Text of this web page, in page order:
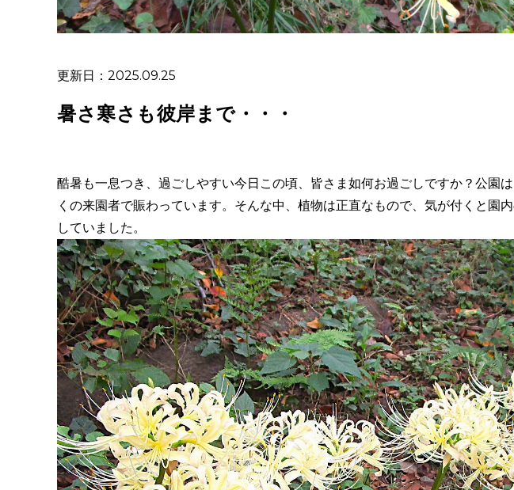
更新日：2025.09.25
暑さ寒さも彼岸まで・・・
酷暑も一息つき、過ごしやすい今日この頃、皆さま如何お過ごしですか？公園
くの来園者で賑わっています。そんな中、植物は正直なもので、気が付くと園
していました。